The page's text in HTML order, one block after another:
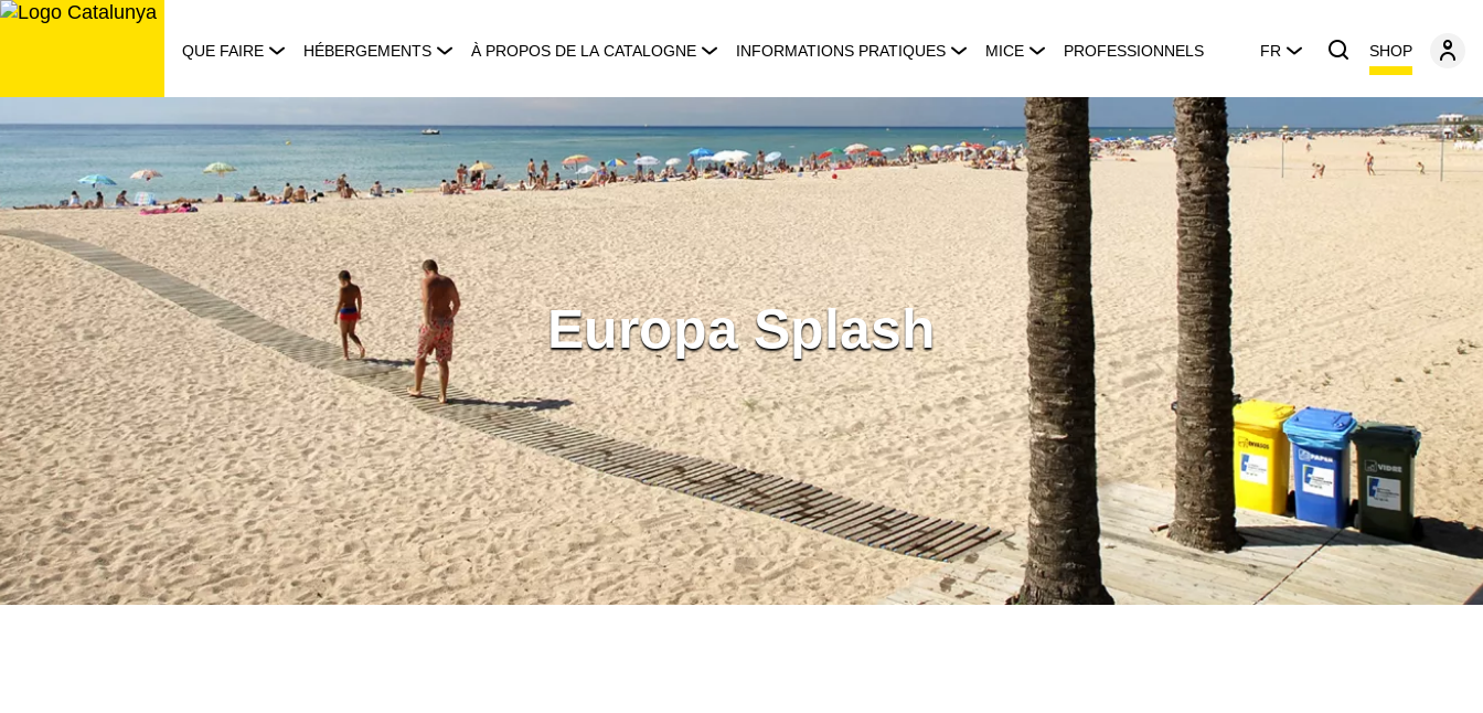
Aller
QUE FAIRE HÉBERGEMENTS À PROPOS DE LA CATALOGNE INFORMATIONS PRATIQUES MICE PROFESSIONNELS FR SHOP
Europa Splash